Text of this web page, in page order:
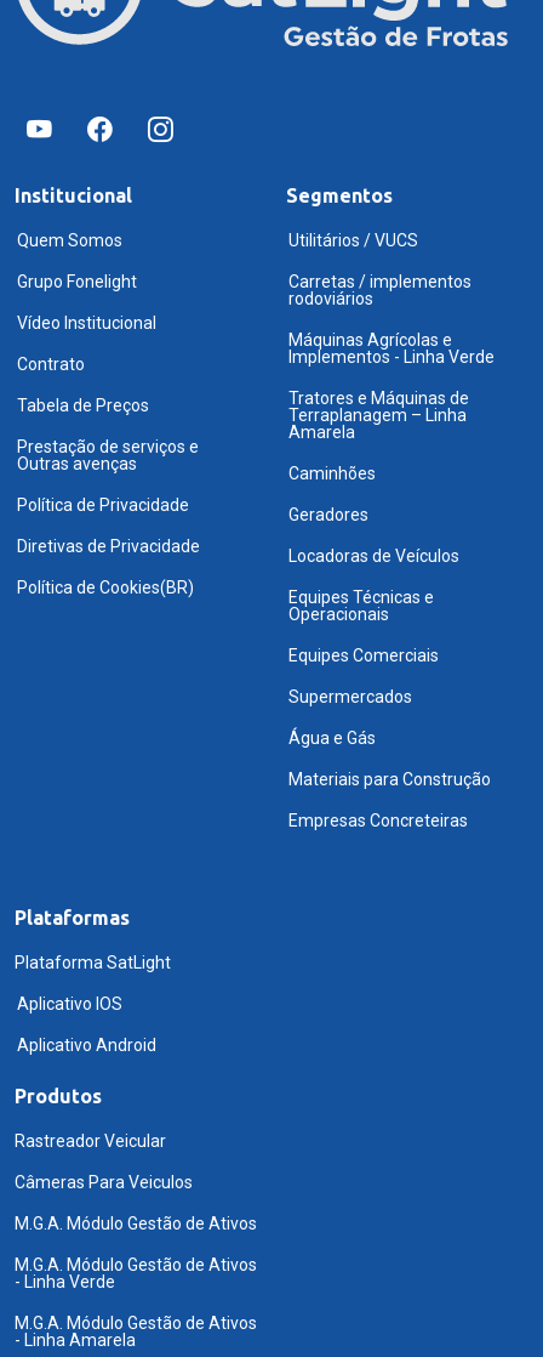
Institucional
Quem Somos
Grupo Fonelight
Vídeo Institucional
Contrato
Tabela de Preços
Prestação de serviços e
Outras avenças
Política de Privacidade
Diretivas de Privacidade
Política de Cookies(BR)
Segmentos
Utilitários / VUCS
Carretas / implementos
rodoviários
Máquinas Agrícolas e
Implementos - Linha Verde
Tratores e Máquinas de
Terraplanagem – Linha
Amarela
Caminhões
Geradores
Locadoras de Veículos
Equipes Técnicas e
Operacionais
Equipes Comerciais
Supermercados
Água e Gás
Materiais para Construção
Empresas Concreteiras
Plataformas
Plataforma SatLight
Aplicativo IOS
Aplicativo Android
Produtos
Rastreador Veicular
Câmeras Para Veiculos
M.G.A. Módulo Gestão de Ativos
M.G.A. Módulo Gestão de Ativos
- Linha Verde
M.G.A. Módulo Gestão de Ativos
- Linha Amarela